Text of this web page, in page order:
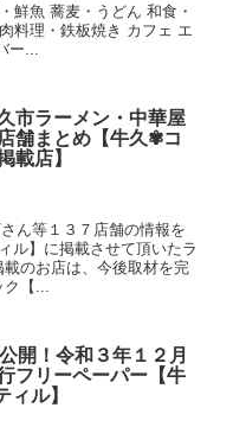
鮮魚 蕎麦・うどん 和食・
料理・鉄板焼き カフェ エ
...
市ラーメン・中華屋
舗まとめ【牛久✾コ
載店】
ん等１３７店舗の情報を
ル】に掲載させて頂いたラ
のお店は、今後取材を完
【...
開！令和３年１２月
フリーペーパー【牛
ル】